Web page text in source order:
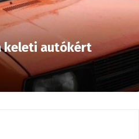
keleti autókért